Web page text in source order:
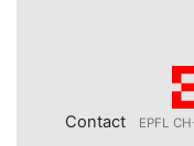
Contact EPFL